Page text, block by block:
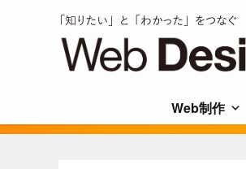
Web制作